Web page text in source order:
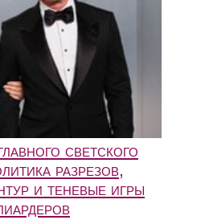
светского
разрезов,
и теневые игры